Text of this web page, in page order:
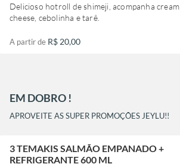
Delicioso hotroll de shimeji, acompanha cream
cheese, cebolinha e tarê.
A partir de R$ 20,00
EM DOBRO !
APROVEITE AS SUPER PROMOÇÕES JEYLU!!
3 TEMAKIS SALMÃO EMPANADO +
REFRIGERANTE 600 ML